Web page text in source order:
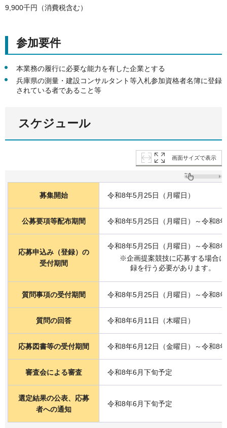
9,900千円（消費税含む）
参加要件
本業務の履行に必要な能力を有した企業とする
兵庫県の測量・建設コンサルタント等入札参加資格者名簿に登録
されている者であること等
スケジュール
画面サイズで表示
募集開始 令和8年5月25日（月曜日）
公募要項等配布期間 令和8年5月25日（月曜日）～令和8
応募申込み（登録）の
受付期間
令和8年5月25日（月曜日）～令和8
※企画提案競技に応募する場合
録を行う必要があります。
質問事項の受付期間 令和8年5月25日（月曜日）～令和8
質問の回答 令和8年6月11日（木曜日）
応募図書等の受付期間 令和8年6月12日（金曜日）～令和8
審査会による審査 令和8年6月下旬予定
選定結果の公表、応募
者への通知
令和8年6月下旬予定